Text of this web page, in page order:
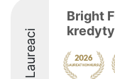
Laureaci
Bright